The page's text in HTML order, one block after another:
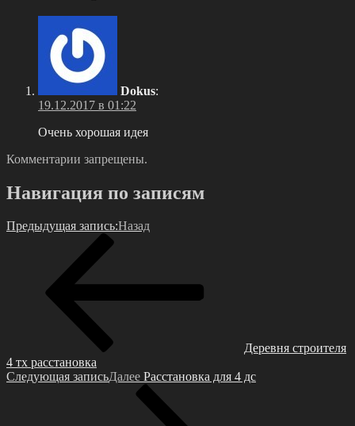
Dokus:
19.12.2017 в 01:22
Очень хорошая идея
Комментарии запрещены.
Навигация по записям
Предыдущая запись:Назад
Деревня строителя
4 тх расстановка
Следующая записьДалее Расстановка для 4 дс